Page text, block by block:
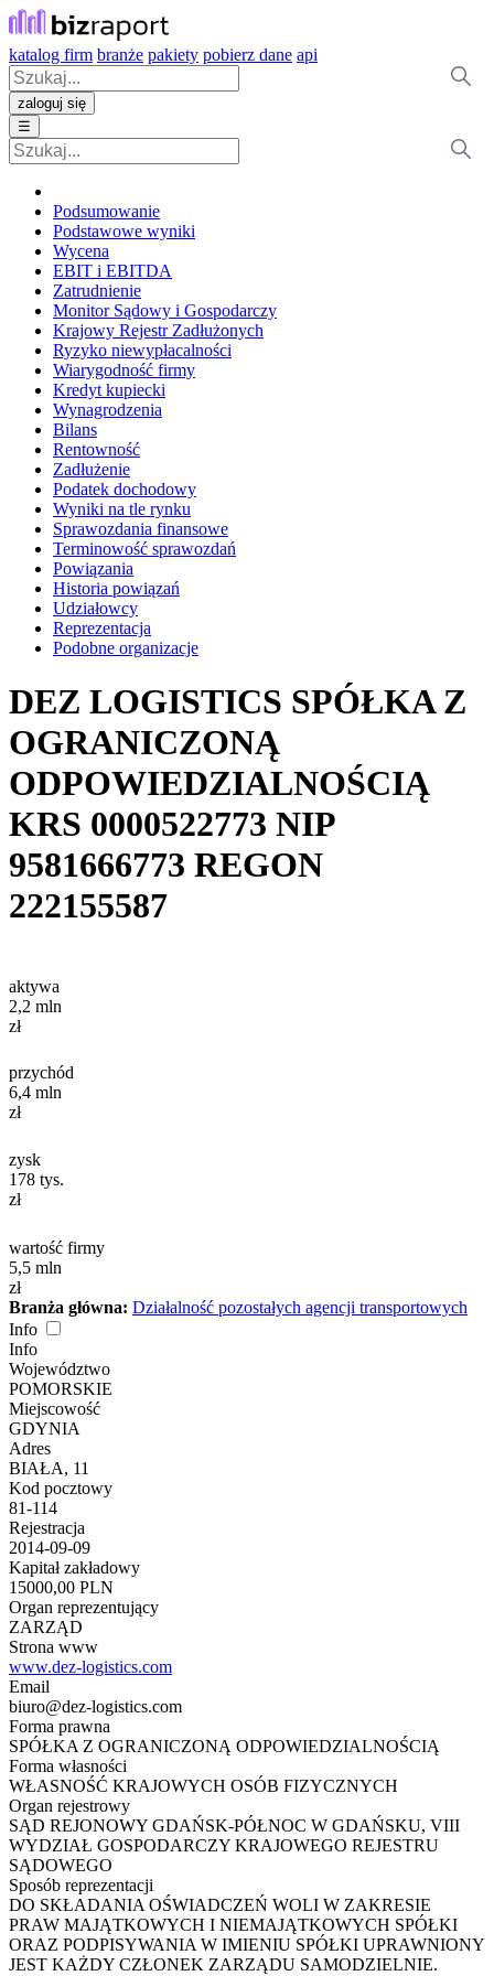
katalog firm branże pakiety pobierz dane api
zaloguj się
☰
Podsumowanie
Podstawowe wyniki
Wycena
EBIT i EBITDA
Zatrudnienie
Monitor Sądowy i Gospodarczy
Krajowy Rejestr Zadłużonych
Ryzyko niewypłacalności
Wiarygodność firmy
Kredyt kupiecki
Wynagrodzenia
Bilans
Rentowność
Zadłużenie
Podatek dochodowy
Wyniki na tle rynku
Sprawozdania finansowe
Terminowość sprawozdań
Powiązania
Historia powiązań
Udziałowcy
Reprezentacja
Podobne organizacje
DEZ LOGISTICS SPÓŁKA Z
OGRANICZONĄ
ODPOWIEDZIALNOŚCIĄ
KRS 0000522773 NIP
9581666773 REGON
222155587
aktywa
2,2 mln
zł
przychód
6,4 mln
zł
zysk
178 tys.
zł
wartość firmy
5,5 mln
zł
Branża główna: Działalność pozostałych agencji transportowych
Info
Info
Województwo
POMORSKIE
Miejscowość
GDYNIA
Adres
BIAŁA, 11
Kod pocztowy
81-114
Rejestracja
2014-09-09
Kapitał zakładowy
15000,00 PLN
Organ reprezentujący
ZARZĄD
Strona www
www.dez-logistics.com
Email
biuro@dez-logistics.com
Forma prawna
SPÓŁKA Z OGRANICZONĄ ODPOWIEDZIALNOŚCIĄ
Forma własności
WŁASNOŚĆ KRAJOWYCH OSÓB FIZYCZNYCH
Organ rejestrowy
SĄD REJONOWY GDAŃSK-PÓŁNOC W GDAŃSKU, VIII
WYDZIAŁ GOSPODARCZY KRAJOWEGO REJESTRU
SĄDOWEGO
Sposób reprezentacji
DO SKŁADANIA OŚWIADCZEŃ WOLI W ZAKRESIE
PRAW MAJĄTKOWYCH I NIEMAJĄTKOWYCH SPÓŁKI
ORAZ PODPISYWANIA W IMIENIU SPÓŁKI UPRAWNIONY
JEST KAŻDY CZŁONEK ZARZĄDU SAMODZIELNIE.